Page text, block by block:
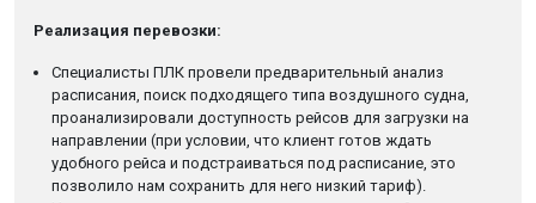
Реализация перевозки:
Специалисты ПЛК провели предварительный анализ
расписания, поиск подходящего типа воздушного судна,
проанализировали доступность рейсов для загрузки на
направлении (при условии, что клиент готов ждать
удобного рейса и подстраиваться под расписание, это
позволило нам сохранить для него низкий тариф).